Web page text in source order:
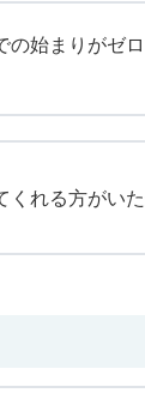
の始まりがゼ
れる方がいた